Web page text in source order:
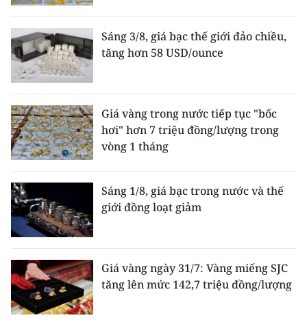
Sáng 3/8, giá bạc thế giới đảo chiều,
tăng hơn 58 USD/ounce
Giá vàng trong nước tiếp tục "bốc
hơi" hơn 7 triệu đồng/lượng trong
vòng 1 tháng
Sáng 1/8, giá bạc trong nước và thế
giới đồng loạt giảm
Giá vàng ngày 31/7: Vàng miếng SJC
tăng lên mức 142,7 triệu đồng/lượng